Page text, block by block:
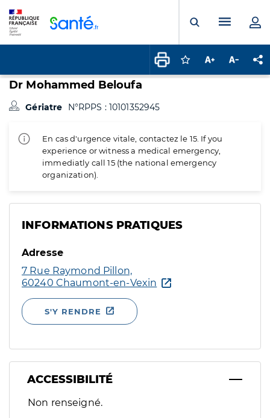
Ouvrir laMenu
Connectez-vous
Augmenter la
Dr Mohammed Beloufa
Gériatre N°RPPS : 10101352945
En cas d'urgence vitale, contactez le 15. If you
experience or witness a medical emergency,
immediatly call 15 (the national emergency
organization).
INFORMATIONS PRATIQUES
Adresse
7 Rue Raymond Pillon,
60240 Chaumont-en-Vexin
S'Y RENDRE
ACCESSIBILITÉ
Filtres
Sélectionnez un ou plusieurs handicaps/besoins
Non renseigné.